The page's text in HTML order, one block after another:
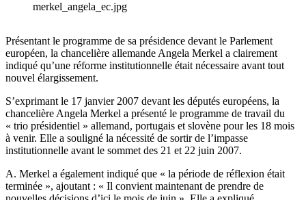
merkel_angela_ec.jpg
Présentant le programme de sa présidence devant le Parlement
européen, la chancelière allemande Angela Merkel a clairement
indiqué qu’une réforme institutionnelle était nécessaire avant tout
nouvel élargissement.
S’exprimant le 17 janvier 2007 devant les députés européens, la
chancelière Angela Merkel a présenté le programme de travail du
« trio présidentiel » allemand, portugais et slovène pour les 18 mois
à venir. Elle a souligné la nécessité de sortir de l’impasse
institutionnelle avant le sommet des 21 et 22 juin 2007.
A. Merkel a également indiqué que « la période de réflexion était
terminée », ajoutant : « Il convient maintenant de prendre de